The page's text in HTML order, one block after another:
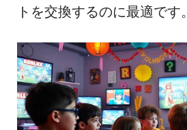
トを交換するのに最適です。